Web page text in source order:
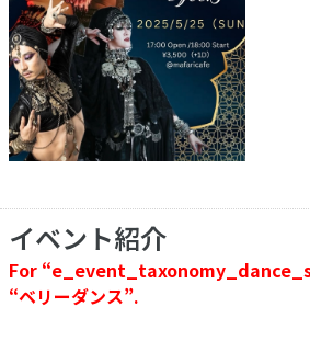
イベント紹介
For
“ベリーダンス”.